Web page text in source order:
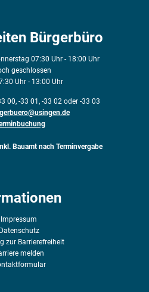
Bürgerbüro
07:30 Uhr - 18:00 Uhr
geschlossen
Uhr - 13:00 Uhr
00, -33 01, -33 02 oder -33 03
Bauamt nach Terminvergabe
Impressum
Datenschutz
zur Barrierefreiheit
melden